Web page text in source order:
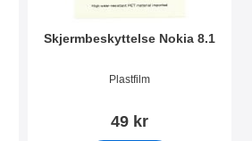
Skjermbeskyttelse Nokia 8.1
Varenummer 30304
Plastfilm
49 kr